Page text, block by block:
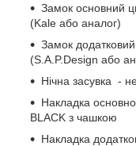
Зaмoк ocнoвний
(Kale або аналог)
Зaмoк
(S.A.P.Design або
Нічна засувка -
Haклaдкa
BLACK з чашкою
Haклaдкa